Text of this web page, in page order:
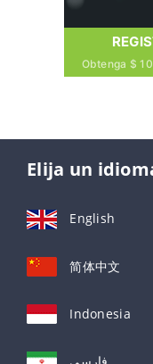
Obtenga $
Elija un
English
简体中文
Indonesia